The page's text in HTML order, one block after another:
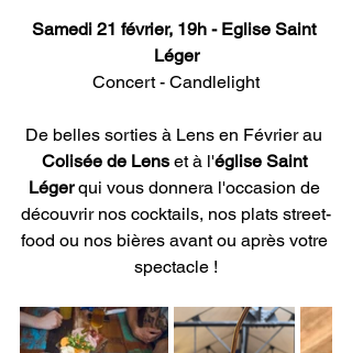
Samedi 21 février, 19h - Eglise Saint
Léger
Concert - Candlelight
De belles sorties à Lens en Février au
Colisée de Lens et à l'église Saint
Léger qui vous donnera l'occasion de
découvrir nos cocktails, nos plats street-
food ou nos bières avant ou après votre
spectacle !